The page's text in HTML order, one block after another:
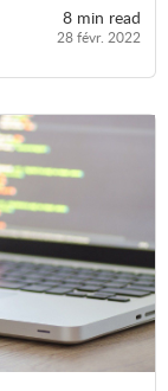
8 min read
28 févr. 2022